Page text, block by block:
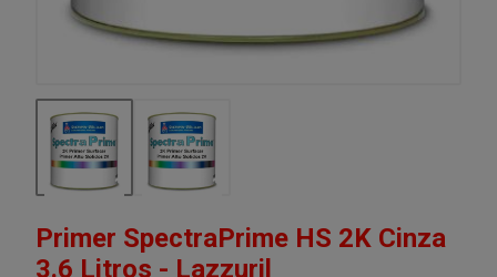
Primer SpectraPrime HS 2K Cinza
3.6 Litros - Lazzuril